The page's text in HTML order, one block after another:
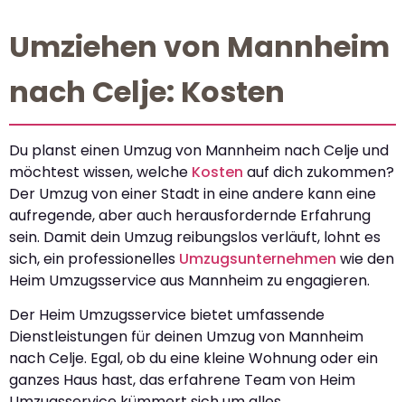
Umziehen von Mannheim
nach Celje: Kosten
Du planst einen Umzug von Mannheim nach Celje und
möchtest wissen, welche Kosten auf dich zukommen?
Der Umzug von einer Stadt in eine andere kann eine
aufregende, aber auch herausfordernde Erfahrung
sein. Damit dein Umzug reibungslos verläuft, lohnt es
sich, ein professionelles Umzugsunternehmen wie den
Heim Umzugsservice aus Mannheim zu engagieren.
Der Heim Umzugsservice bietet umfassende
Dienstleistungen für deinen Umzug von Mannheim
nach Celje. Egal, ob du eine kleine Wohnung oder ein
ganzes Haus hast, das erfahrene Team von Heim